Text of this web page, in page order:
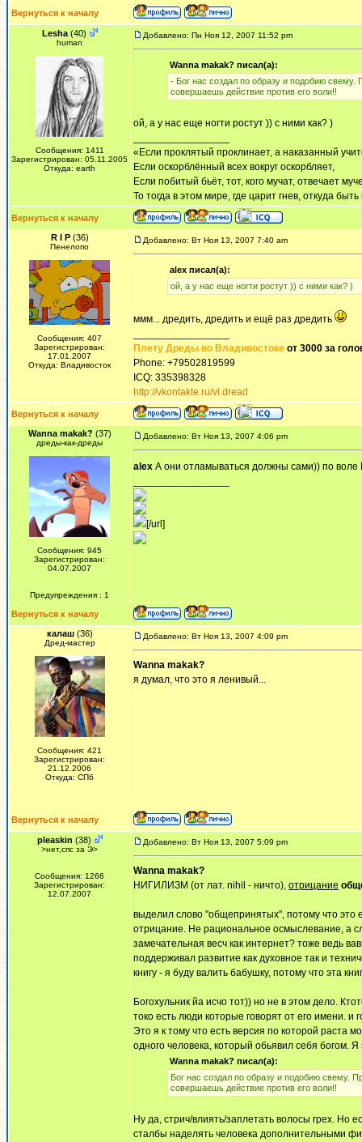
Вернуться к началу
Lesha(40)
human
Сообщения: 1411
Зарегистрирован: 05.11.2005
Откуда: earth
Добавлено: Пн Ноя 12, 2007 11:52 pm
Wanna makak? писал(а):
- Бог нас создал по образу и подобию свему.
совершаешь действие против его воли!!
ой, а у нас еще ногти ростут )) с ними как? )
«Если проклятый проклинает, а наказанный
Если оскорблённый всех вокруг оскорбляет,
Если побитый бьёт, тот, кого мучат, отвечает
То тогда в этом мире, где царит гнев, откуда
Вернуться к началу
R I P(36)
Пенелопо
Сообщения: 407
Зарегистрирован:
17.01.2007
Откуда: Владивосток
Добавлено: Вт Ноя 13, 2007 7:40 am
alex писал(а):
ой, а у нас еще ногти ростут )) с ними как? )
ммм... дредить, дредить и ещё раз дредить
Плету Дреды во Владивостоке от 3000 за
Phone: +79502819599
ICQ: 335398328
http://vkontakte.ru/vl.dread
Вернуться к началу
Wanna makak? (37)
дреды-как-дреды
Сообщения: 945
Зарегистрирован:
04.07.2007
Предупреждения : 1
Добавлено: Вт Ноя 13, 2007 4:06 pm
alex А они отламываться должны сами)) по
[/url]
Вернуться к началу
калаш(36)
Дред-мастер
Сообщения: 421
Зарегистрирован:
21.12.2006
Откуда: СПб
Добавлено: Вт Ноя 13, 2007 4:09 pm
Wanna makak?
я думал, что это я ленивый...
Вернуться к началу
pleaskin (38)
>нет,спс за Э>
Сообщения: 1266
Зарегистрирован:
12.07.2007
Добавлено: Вт Ноя 13, 2007 5:09 pm
Wanna makak?
НИГИЛИЗМ (от лат. nihil - ничто), отрицание
выделил слово "общепринятых", потому что это
отрицание. Не рациональное осмыслевание, а
замечательная весч как интернет? тоже ведь
поддерживал развитие как духовное так и
книгу - я буду валить бабушку, потому что эта
Богохульник йа исчо тот)) но не в этом дело.
токо есть люди которые говорят от его имени.
Это я к тому что есть версия по которой раста
одного человека, который обьявил себя богом.
Wanna makak? писал(а):
Бог нас создал по образу и подобию свему.
совершаешь действие против его воли!!
Ну да, стрич/влиять/заплетать волосы грех. Но
сталбы наделять человека дополнительными